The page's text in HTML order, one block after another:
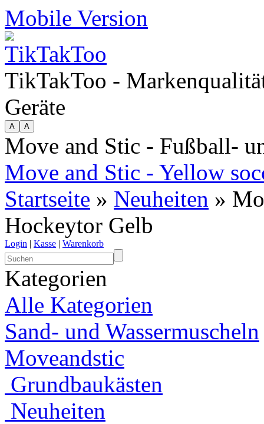
Mobile Version
TikTakToo -
Geräte
Move and Stic - Fußball-
Move and Stic - Yellow
Startseite » Neuheiten »
Hockeytor Gelb
Login | Kasse | Warenkorb
Kategorien
Alle Kategorien
Sand- und Wassermuscheln
Moveandstic
Grundbaukästen
Neuheiten